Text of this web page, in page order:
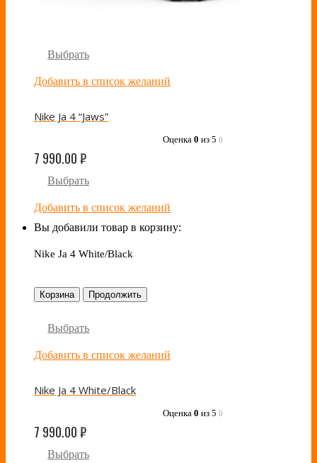
Выбрать
Добавить в список желаний
Nike Ja 4 “Jaws”
Оценка 0 из 5 0
7 990.00₽
Выбрать
Добавить в список желаний
Вы добавили товар в корзину:
Nike Ja 4 White/Black
Корзина Продолжить
Выбрать
Добавить в список желаний
Nike Ja 4 White/Black
Оценка 0 из 5 0
7 990.00₽
Выбрать